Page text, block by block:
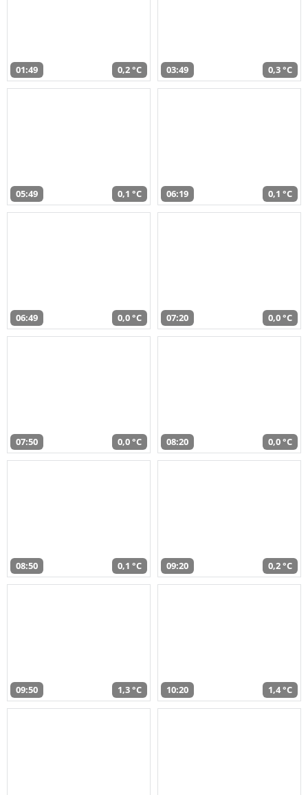
01:49 0,2 °C 03:49 0,3 °C
05:49 0,1 °C 06:19 0,1 °C
06:49 0,0 °C 07:20 0,0 °C
07:50 0,0 °C 08:20 0,0 °C
08:50 0,1 °C 09:20 0,2 °C
09:50 1,3 °C 10:20 1,4 °C